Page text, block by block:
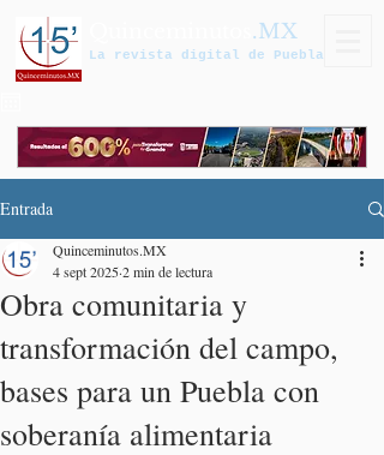
.MX
La revista digital de Puebla
Entrada
Obra comunitaria y
transformación del campo,
bases para un Puebla con
soberanía alimentaria
Quinceminutos.MX
4 sept 20252 min de lectura